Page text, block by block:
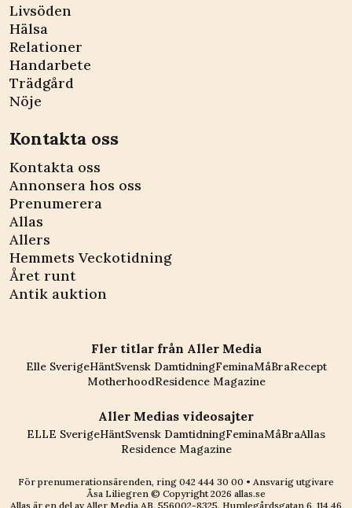
Livsöden
Hälsa
Relationer
Handarbete
Trädgård
Nöje
Kontakta oss
Kontakta oss
Annonsera hos oss
Prenumerera
Allas
Allers
Hemmets Veckotidning
Året runt
Antik auktion
Fler titlar från Aller Media
Elle SverigeHäntSvensk DamtidningFeminaMåBraRecept
MotherhoodResidence Magazine
Aller Medias videosajter
ELLE SverigeHäntSvensk DamtidningFeminaMåBraAllas
Residence Magazine
För prenumerationsärenden, ring 042 444 30 00 • Ansvarig utgivare
Åsa Liliegren © Copyright2026 allas.se
Allas är en del av Aller Media AB, 556002-8325. Humlegårdsgatan 6, 114 46